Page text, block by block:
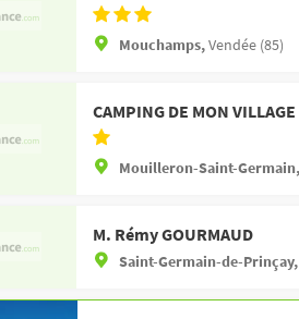
Mouchamps,Vendée (85)
CAMPING DE MON VILLAGE
Mouilleron-Saint-Germain,
M. Rémy GOURMAUD
Saint-Germain-de-Prinçay,